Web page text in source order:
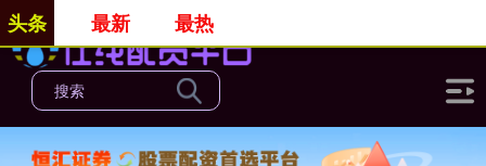
头条 最新 最热